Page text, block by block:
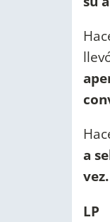
a
vez.
LP